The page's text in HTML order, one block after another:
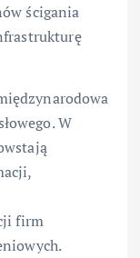
ścigania
W
firm